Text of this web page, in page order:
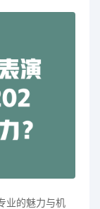
业的魅力与机